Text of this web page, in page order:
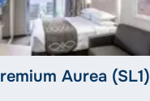
Aurea (SL1)